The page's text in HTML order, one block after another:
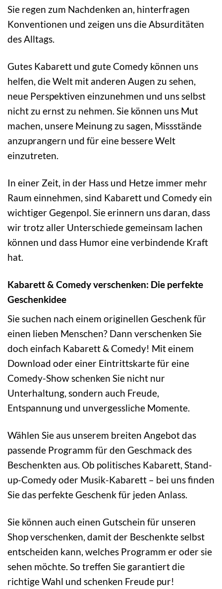
Sie regen zum Nachdenken an, hinterfragen
Konventionen und zeigen uns die Absurditäten
des Alltags.
Gutes Kabarett und gute Comedy können uns
helfen, die Welt mit anderen Augen zu sehen,
neue Perspektiven einzunehmen und uns selbst
nicht zu ernst zu nehmen. Sie können uns Mut
machen, unsere Meinung zu sagen, Missstände
anzuprangern und für eine bessere Welt
einzutreten.
In einer Zeit, in der Hass und Hetze immer mehr
Raum einnehmen, sind Kabarett und Comedy ein
wichtiger Gegenpol. Sie erinnern uns daran, dass
wir trotz aller Unterschiede gemeinsam lachen
können und dass Humor eine verbindende Kraft
hat.
Kabarett & Comedy verschenken: Die perfekte
Geschenkidee
Sie suchen nach einem originellen Geschenk für
einen lieben Menschen? Dann verschenken Sie
doch einfach Kabarett & Comedy! Mit einem
Download oder einer Eintrittskarte für eine
Comedy-Show schenken Sie nicht nur
Unterhaltung, sondern auch Freude,
Entspannung und unvergessliche Momente.
Wählen Sie aus unserem breiten Angebot das
passende Programm für den Geschmack des
Beschenkten aus. Ob politisches Kabarett, Stand-
up-Comedy oder Musik-Kabarett – bei uns finden
Sie das perfekte Geschenk für jeden Anlass.
Sie können auch einen Gutschein für unseren
Shop verschenken, damit der Beschenkte selbst
entscheiden kann, welches Programm er oder sie
sehen möchte. So treffen Sie garantiert die
richtige Wahl und schenken Freude pur!